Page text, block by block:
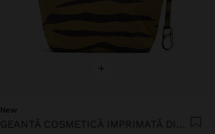
+
New
GEANTĂ COSMETICĂ IMPRIMATĂ DIN NAILON